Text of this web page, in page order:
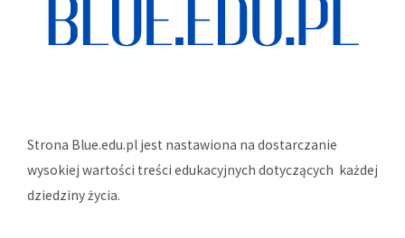
Strona Blue.edu.pl jest nastawiona na dostarczanie
wysokiej wartości treści edukacyjnych dotyczących każdej
dziedziny życia.